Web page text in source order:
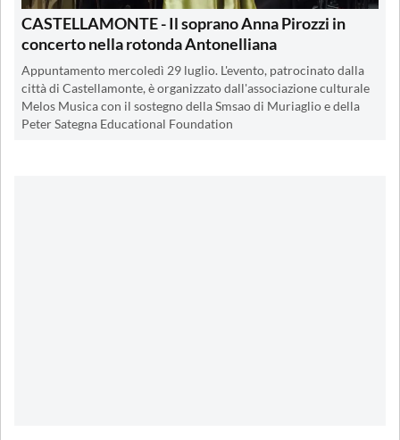
CASTELLAMONTE - Il soprano Anna Pirozzi in
concerto nella rotonda Antonelliana
Appuntamento mercoledì 29 luglio. L'evento, patrocinato dalla
città di Castellamonte, è organizzato dall'associazione culturale
Melos Musica con il sostegno della Smsao di Muriaglio e della
Peter Sategna Educational Foundation